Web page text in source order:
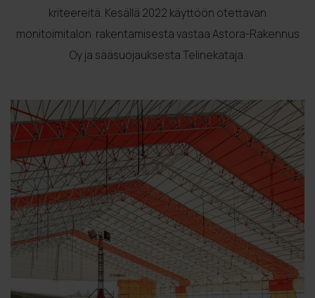
kriteereitä. Kesällä 2022 käyttöön otettavan
monitoimitalon rakentamisesta vastaa Astora-Rakennus
Oy ja sääsuojauksesta Telinekataja.